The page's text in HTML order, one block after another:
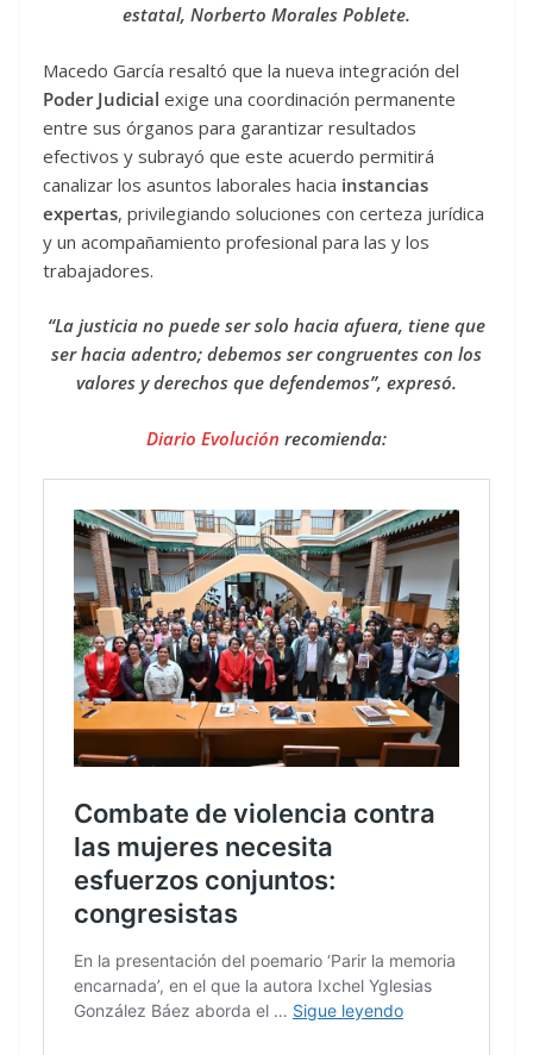
estatal, Norberto Morales Poblete.
Macedo García resaltó que la nueva integración del
Poder Judicial exige una coordinación permanente
entre sus órganos para garantizar resultados
efectivos y subrayó que este acuerdo permitirá
canalizar los asuntos laborales hacia instancias
expertas, privilegiando soluciones con certeza jurídica
y un acompañamiento profesional para las y los
trabajadores.
“La justicia no puede ser solo hacia afuera, tiene que
ser hacia adentro; debemos ser congruentes con los
valores y derechos que defendemos”, expresó.
Diario Evolución recomienda: